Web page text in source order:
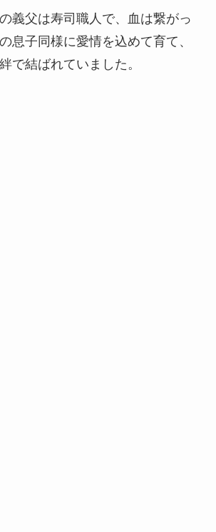
義父は寿司職人で、血は繋がっ
息子同様に愛情を込めて育て、
で結ばれていました。